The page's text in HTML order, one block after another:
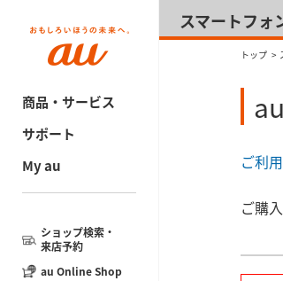
商品・サービス
サポート
My au
ショップ検索・
来店予約
au Online Shop
スマートフォ
トップ
ご利
ご購